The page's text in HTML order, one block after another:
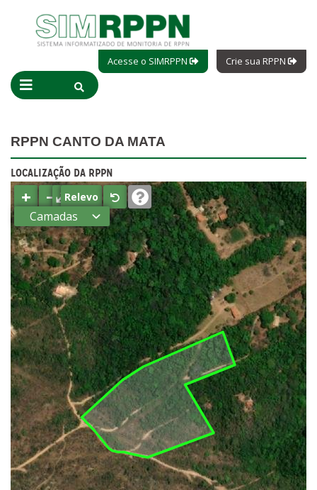
Acesse o SIMRPPN Crie sua RPPN
RPPN CANTO DA MATA
LOCALIZAÇÃO DA RPPN
+ −⤢Relevo
Camadas
Estados
Municípios
Terras
indígenas
(FUNAI)
UC Federal
UC Estaduais
UC
Municipais
Hidrografia
1:1.000.000
(ANA)
Biomas
(IBGE)